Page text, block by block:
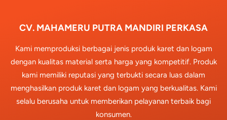
CV. MAHAMERU PUTRA MANDIRI PERKASA
Kami memproduksi berbagai jenis produk karet dan logam
dengan kualitas material serta harga yang kompetitif. Produk
kami memiliki reputasi yang terbukti secara luas dalam
menghasilkan produk karet dan logam yang berkualitas. Kami
selalu berusaha untuk memberikan pelayanan terbaik bagi
konsumen.